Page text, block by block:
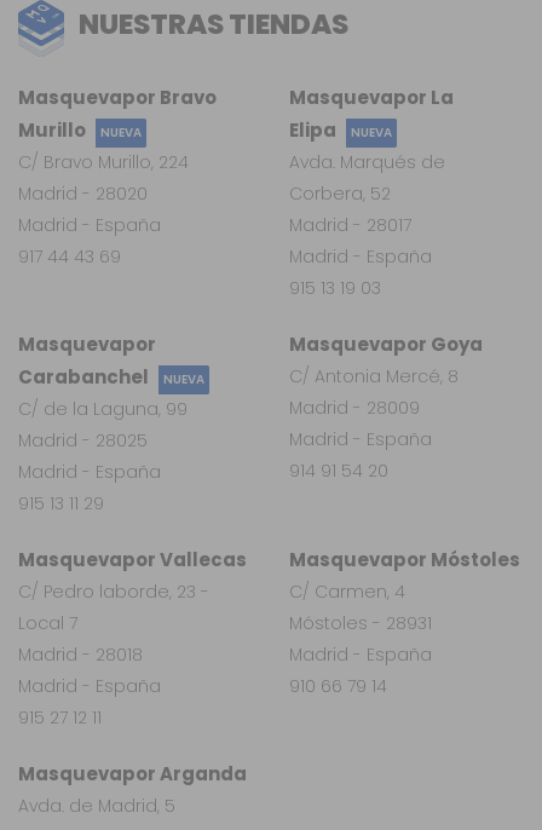
NUESTRAS TIENDAS
Masquevapor Arganda
Avda. de Madrid, 5
Masquevapor
Carabanchel
NUEVA
C/ de la Laguna, 99
Madrid - 28025
Madrid - España
915 13 11 29
Masquevapor Vallecas
C/ Pedro laborde, 23 -
Local 7
Madrid - 28018
Madrid - España
915 27 12 11
Masquevapor Móstoles
C/ Carmen, 4
Móstoles - 28931
Madrid - España
910 66 79 14
Masquevapor Goya
C/ Antonia Mercé, 8
Madrid - 28009
Madrid - España
914 91 54 20
Masquevapor La
Elipa
NUEVA
Avda. Marqués de
Corbera, 52
Madrid - 28017
Madrid - España
915 13 19 03
Masquevapor Bravo
Murillo
NUEVA
C/ Bravo Murillo, 224
Madrid - 28020
Madrid - España
917 44 43 69